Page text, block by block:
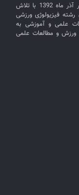
وب سایت فیزیولوژی ورزشی و تندرستی ایران در آذر ماه 1392 با تلاش
فیزیولوژی ورزشی
علمی و آموزشی به
ورزش و مطالعات علمی